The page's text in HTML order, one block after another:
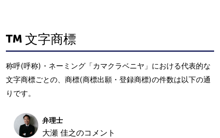
文字商標
称呼(呼称)・ネーミング「カマクラベニヤ」における代表的な
文字商標ごとの、商標(商標出願・登録商標)の件数は以下の通
りです。
弁理士
大瀬 佳之のコメント